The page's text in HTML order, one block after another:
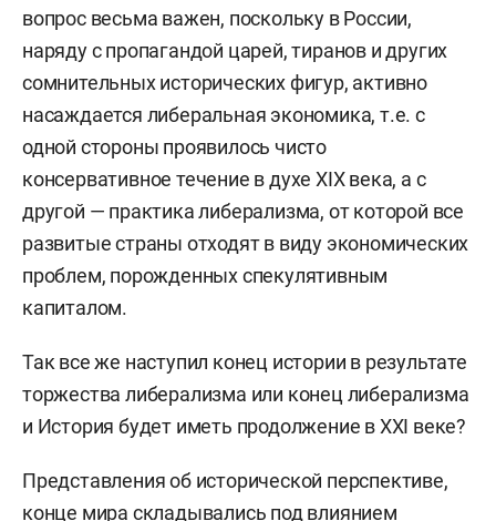
вопрос весьма важен, поскольку в России,
наряду с пропагандой царей, тиранов и других
сомнительных исторических фигур, активно
насаждается либеральная экономика, т.е. с
одной стороны проявилось чисто
консервативное течение в духе ХIХ века, а с
другой — практика либерализма, от которой все
развитые страны отходят в виду экономических
проблем, порожденных спекулятивным
капиталом.
Так все же наступил конец истории в результате
торжества либерализма или конец либерализма
и История будет иметь продолжение в ХХI веке?
Представления об исторической перспективе,
конце мира складывались под влиянием